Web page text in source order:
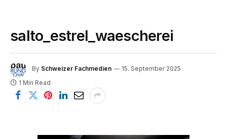
salto_estrel_waescherei
By Schweizer Fachmedien
15. September 2025
1 Min Read